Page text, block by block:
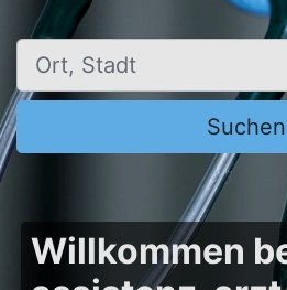
Ort, Stadt
Suchen
Willkommen